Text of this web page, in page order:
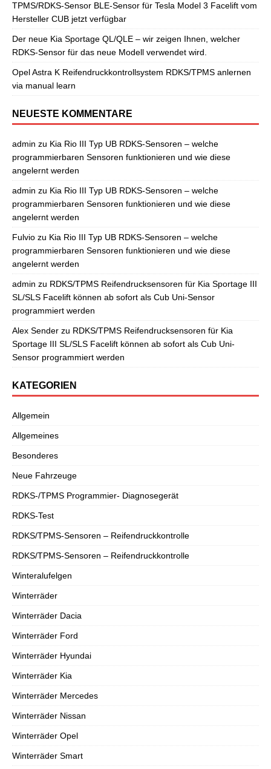
TPMS/RDKS-Sensor BLE-Sensor für Tesla Model 3 Facelift vom
Hersteller CUB jetzt verfügbar
Der neue Kia Sportage QL/QLE – wir zeigen Ihnen, welcher
RDKS-Sensor für das neue Modell verwendet wird.
Opel Astra K Reifendruckkontrollsystem RDKS/TPMS anlernen
via manual learn
NEUESTE KOMMENTARE
admin zu Kia Rio III Typ UB RDKS-Sensoren – welche
programmierbaren Sensoren funktionieren und wie diese
angelernt werden
admin zu Kia Rio III Typ UB RDKS-Sensoren – welche
programmierbaren Sensoren funktionieren und wie diese
angelernt werden
Fulvio zu Kia Rio III Typ UB RDKS-Sensoren – welche
programmierbaren Sensoren funktionieren und wie diese
angelernt werden
admin zu RDKS/TPMS Reifendrucksensoren für Kia Sportage III
SL/SLS Facelift können ab sofort als Cub Uni-Sensor
programmiert werden
Alex Sender zu RDKS/TPMS Reifendrucksensoren für Kia
Sportage III SL/SLS Facelift können ab sofort als Cub Uni-
Sensor programmiert werden
KATEGORIEN
Allgemein
Allgemeines
Besonderes
Neue Fahrzeuge
RDKS-/TPMS Programmier- Diagnosegerät
RDKS-Test
RDKS/TPMS-Sensoren – Reifendruckkontrolle
RDKS/TPMS-Sensoren – Reifendruckkontrolle
Winteralufelgen
Winterräder
Winterräder Dacia
Winterräder Ford
Winterräder Hyundai
Winterräder Kia
Winterräder Mercedes
Winterräder Nissan
Winterräder Opel
Winterräder Smart